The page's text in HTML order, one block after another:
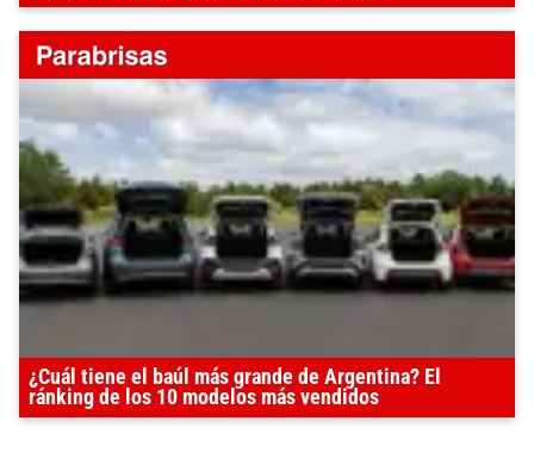
¿Cuál tiene el baúl más grande de Argentina? El
ránking de los 10 modelos más vendidos